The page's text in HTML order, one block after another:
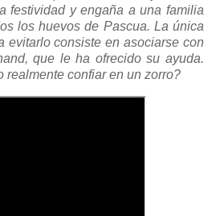
festividad y engaña a una familia
los huevos de Pascua. La única
evitarlo consiste en asociarse con
que le ha ofrecido su ayuda.
realmente confiar en un zorro?